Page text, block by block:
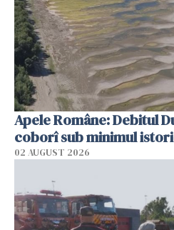
Apele Române: Debitul
coborî sub minimul
02 AUGUST 2026